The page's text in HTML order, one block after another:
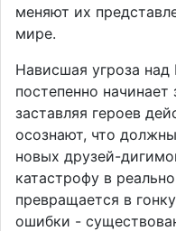
меняют их
мире.
Нависшая угроза
постепенно
заставляя героев
осознают, что
новых друзей-
катастрофу в
превращается в
ошибки -